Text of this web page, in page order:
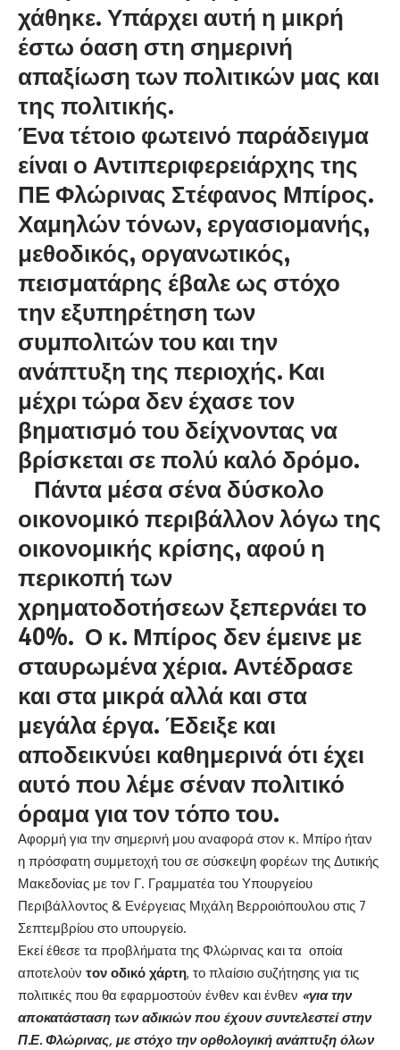
χάθηκε. Υπάρχει αυτή η μικρή
έστω όαση στη σημερινή
απαξίωση των πολιτικών μας και
της πολιτικής.
Ένα τέτοιο φωτεινό παράδειγμα
είναι ο Αντιπεριφερειάρχης της
ΠΕ Φλώρινας Στέφανος Μπίρος.
Χαμηλών τόνων, εργασιομανής,
μεθοδικός, οργανωτικός,
πεισματάρης έβαλε ως στόχο
την εξυπηρέτηση των
συμπολιτών του και την
ανάπτυξη της περιοχής. Και
μέχρι τώρα δεν έχασε τον
βηματισμό του δείχνοντας να
βρίσκεται σε πολύ καλό δρόμο.
Πάντα μέσα σένα δύσκολο
οικονομικό περιβάλλον λόγω της
οικονομικής κρίσης, αφού η
περικοπή των
χρηματοδοτήσεων ξεπερνάει το
40%. Ο κ. Μπίρος δεν έμεινε με
σταυρωμένα χέρια. Αντέδρασε
και στα μικρά αλλά και στα
μεγάλα έργα. Έδειξε και
αποδεικνύει καθημερινά ότι έχει
αυτό που λέμε σέναν πολιτικό
όραμα για τον τόπο του.
Αφορμή για την σημερινή μου αναφορά στον κ. Μπίρο ήταν
η πρόσφατη συμμετοχή του σε σύσκεψη φορέων της Δυτικής
Μακεδονίας με τον Γ. Γραμματέα του Υπουργείου
Περιβάλλοντος & Ενέργειας Μιχάλη Βερροιόπουλου στις 7
Σεπτεμβρίου στο υπουργείο.
Εκεί έθεσε τα προβλήματα της Φλώρινας και τα οποία
αποτελούν τον οδικό χάρτη, το πλαίσιο συζήτησης για τις
πολιτικές που θα εφαρμοστούν ένθεν και ένθεν «για την
αποκατάσταση των αδικιών που έχουν συντελεστεί στην
Π.Ε. Φλώρινας, με στόχο την ορθολογική ανάπτυξη όλων